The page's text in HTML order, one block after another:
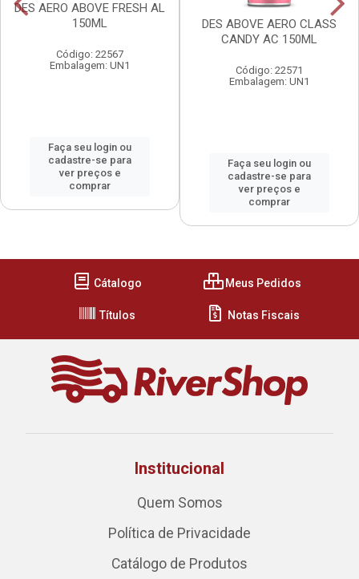
DES AERO ABOVE FRESH AL
150ML
Código: 22567
Embalagem: UN1
Faça seu login ou
cadastre-se para
ver preços e
comprar
DES ABOVE AERO CLASS
CANDY AC 150ML
Código: 22571
Embalagem: UN1
Faça seu login ou
cadastre-se para
ver preços e
comprar
Cátalogo Meus Pedidos
Títulos Notas Fiscais
Institucional
Quem Somos
Política de Privacidade
Catálogo de Produtos